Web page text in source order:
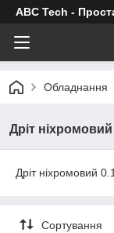
ABC Tech -
Обладнання
Дріт
Дріт ніхромовий
Сортування